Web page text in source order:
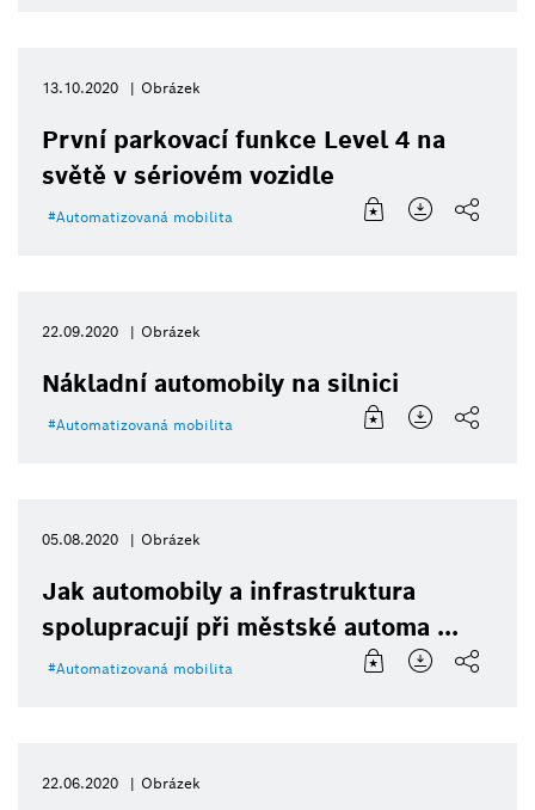
13.10.2020 Obrázek
První parkovací funkce Level 4 na
světě v sériovém vozidle
Automatizovaná mobilita
22.09.2020 Obrázek
Nákladní automobily na silnici
Automatizovaná mobilita
05.08.2020 Obrázek
Jak automobily a infrastruktura
spolupracují při městské automa ...
Automatizovaná mobilita
22.06.2020 Obrázek